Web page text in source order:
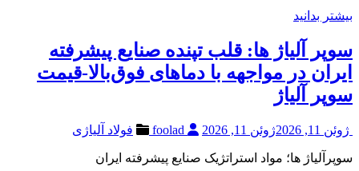
بیشتر بدانید
سوپر آلیاژ ها: قلب تپنده صنایع پیشرفته
ایران در مواجهه با دماهای فوق‌بالا-قیمت
سوپر آلیاژ
ژوئن 11, 2026 ژوئن 11, 2026 فولاد آلیاژی
سوپرآلیاژ ها؛ مواد استراتژیک صنایع پیشرفته ایران